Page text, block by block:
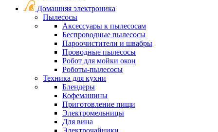
Домашняя электроника
Пылесосы
Аксессуары к пылесосам
Беспроводные пылесосы
Пароочистители и швабры
Проводные пылесосы
Робот для мойки окон
Роботы-пылесосы
Техника для кухни
Блендеры
Кофемашины
Приготовление пищи
Электромельницы
Для вина
Электрочайники